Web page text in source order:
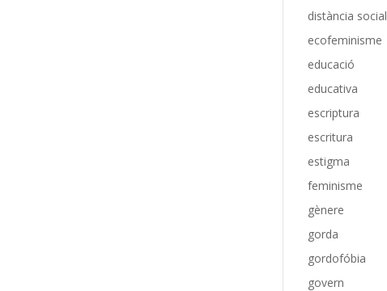
distància social
ecofeminisme
educació
educativa
escriptura
escritura
estigma
feminisme
gènere
gorda
gordofóbia
govern